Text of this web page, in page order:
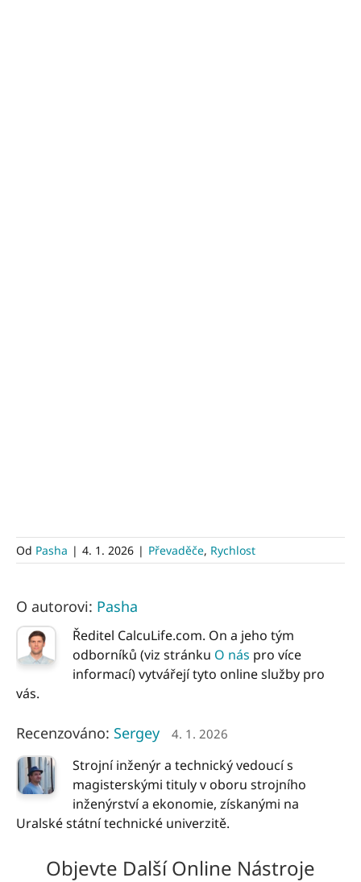
Od Pasha | 4. 1. 2026 | Převaděče, Rychlost
O autorovi: Pasha
Ředitel CalcuLife.com. On a jeho tým
odborníků (viz stránku O nás pro více
informací) vytvářejí tyto online služby pro
vás.
Recenzováno: Sergey 4. 1. 2026
Strojní inženýr a technický vedoucí s
magisterskými tituly v oboru strojního
inženýrství a ekonomie, získanými na
Uralské státní technické univerzitě.
Objevte Další Online Nástroje